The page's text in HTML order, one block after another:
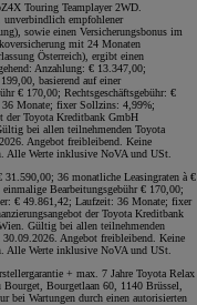
Touring Teamplayer 2WD.
empfohlener
sowie einen Versicherungsbonus im
mit 24 Monaten
Österreich), ergibt einen
Anzahlung: € 13.347,00;
basierend auf einer
€ 170,00; Rechtsgeschäftsgebühr: €
36 Monate; fixer Sollzins: 4,99%;
der Toyota Kreditbank GmbH
bei allen teilnehmenden Toyota
Angebot freibleibend. Keine
Alle Werte inklusive NoVA und USt.
31.590,00; 36 monatliche Leasingraten à €
Bearbeitungsgebühr € 170,00;
€ 49.861,42; Laufzeit: 36 Monate; fixer
der Toyota Kreditbank
Gültig bei allen teilnehmenden
30.09.2026. Angebot freibleibend. Keine
Alle Werte inklusive NoVA und USt.
+ max. 7 Jahre Toyota Relax
Bourgetlaan 60, 1140 Brüssel,
bei Wartungen durch einen autorisierten